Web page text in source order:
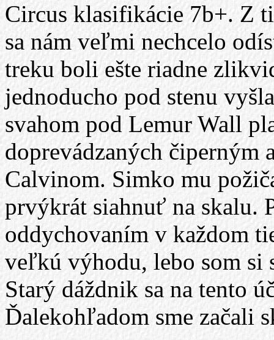
Circus klasifikácie 7b+. Z
sa nám veľmi nechcelo
treku boli ešte riadne
jednoducho pod stenu
svahom pod Lemur Wall
doprevádzaných čiperným
Calvinom. Simko mu
prvýkrát siahnuť na skalu.
oddychovaním v každom
veľkú výhodu, lebo som si
Starý dáždnik sa na tento
Ďalekohľadom sme začali